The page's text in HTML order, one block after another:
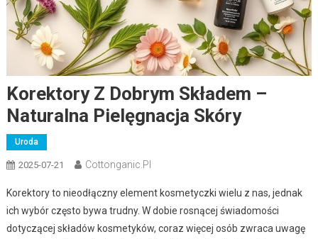
Korektory Z Dobrym Składem –
Naturalna Pielęgnacja Skóry
Uroda
2025-07-21 Cottonganic.pl
Korektory to nieodłączny element kosmetyczki wielu z nas, jednak
ich wybór często bywa trudny. W dobie rosnącej świadomości
dotyczącej składów kosmetyków, coraz więcej osób zwraca uwagę